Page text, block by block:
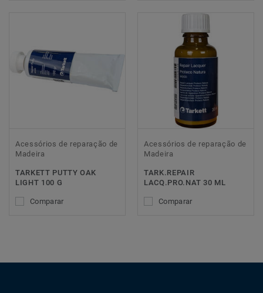
Acessórios de reparação de
Madeira
TARKETT PUTTY OAK
LIGHT 100 G
Comparar
Acessórios de reparação de
Madeira
TARK.REPAIR
LACQ.PRO.NAT 30 ML
Comparar